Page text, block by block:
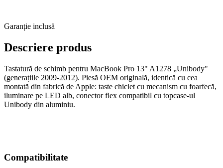
Garanție inclusă
Descriere produs
Tastatură de schimb pentru MacBook Pro 13" A1278 „Unibody"
(generațiile 2009-2012). Piesă OEM originală, identică cu cea
montată din fabrică de Apple: taste chiclet cu mecanism cu foarfecă,
iluminare pe LED alb, conector flex compatibil cu topcase-ul
Unibody din aluminiu.
Compatibilitate